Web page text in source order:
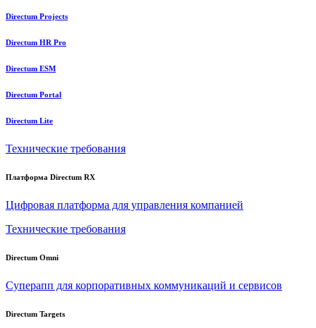
Directum Projects
Directum HR Pro
Directum ESM
Directum Portal
Directum Lite
Технические требования
Платформа Directum RX
Цифровая платформа для управления компанией
Технические требования
Directum Omni
Суперапп для корпоративных коммуникаций и сервисов
Directum Targets